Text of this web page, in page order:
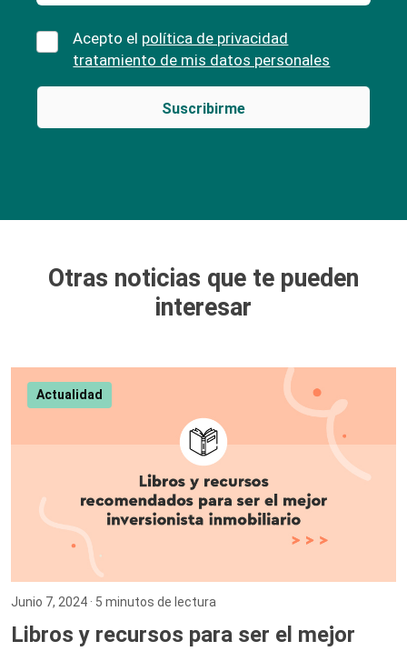
Acepto el política de privacidad
tratamiento de mis datos personales
Otras noticias que te pueden
interesar
Actualidad
Junio 7, 2024 · 5 minutos de lectura
Libros y recursos para ser el mejor